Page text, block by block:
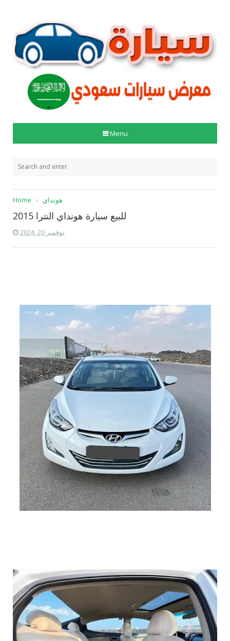
Menu
Home هونداي
للبيع سيارة هونداي النترا 2015
نوفمبر 20, 2024